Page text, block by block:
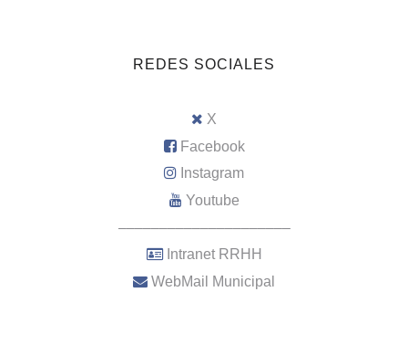
REDES SOCIALES
X
Facebook
Instagram
Youtube
–––––––––––––––––––––
Intranet RRHH
WebMail Municipal